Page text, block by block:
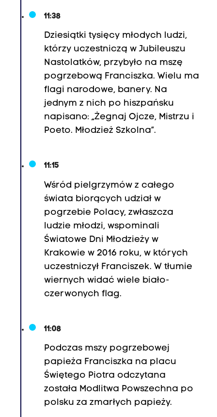
11:38
Dziesiątki tysięcy młodych ludzi,
którzy uczestniczą w Jubileuszu
Nastolatków, przybyło na mszę
pogrzebową Franciszka. Wielu ma
flagi narodowe, banery. Na
jednym z nich po hiszpańsku
napisano: „Żegnaj Ojcze, Mistrzu i
Poeto. Młodzież Szkolna”.
11:15
Wśród pielgrzymów z całego
świata biorących udział w
pogrzebie Polacy, zwłaszcza
ludzie młodzi, wspominali
Światowe Dni Młodzieży w
Krakowie w 2016 roku, w których
uczestniczył Franciszek. W tłumie
wiernych widać wiele biało-
czerwonych flag.
11:08
Podczas mszy pogrzebowej
papieża Franciszka na placu
Świętego Piotra odczytana
została Modlitwa Powszechna po
polsku za zmarłych papieży.